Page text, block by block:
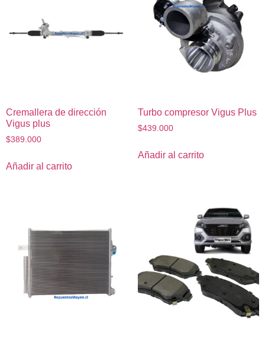
Cremallera de dirección
Vigus plus
$389.000
Añadir al carrito
Turbo compresor Vigus Plus
$439.000
Añadir al carrito